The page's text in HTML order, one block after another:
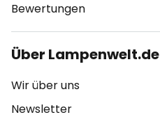
Bewertungen
Über Lampenwelt.de
Wir über uns
Newsletter